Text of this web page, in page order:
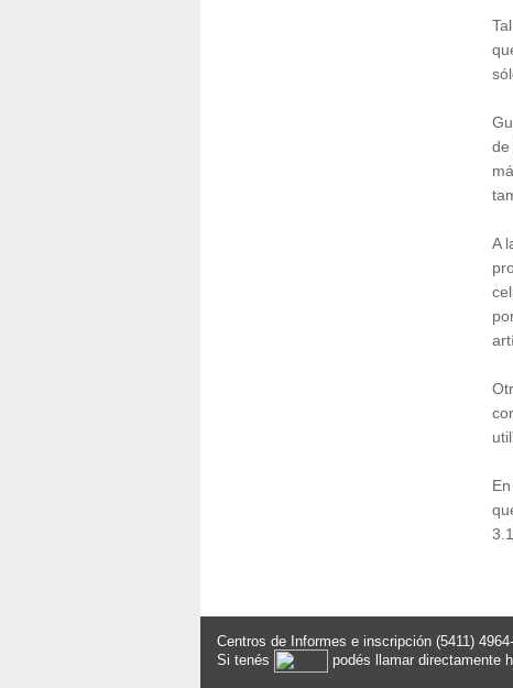
de
A
Centros de Informes e inscripción (5411)
Si tenés
podés llamar directamente